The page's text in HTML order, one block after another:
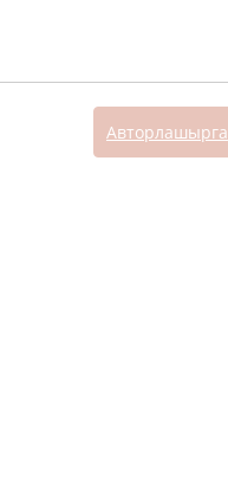
Авторлашырга